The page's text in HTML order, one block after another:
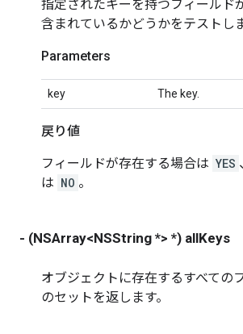
指定されたキーを持つフィールド
含まれているかどうかをテストしま
Parameters
key The key.
戻り値
フィールドが存在する場合は YES
は NO 。
- (NSArray<NSString *> *) allKeys
オブジェクトに存在するすべての
のセットを返します。